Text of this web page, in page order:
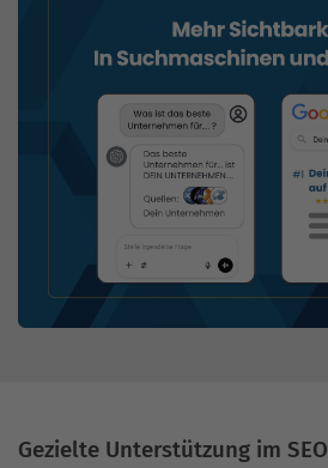
Gezielte Unterstützung im SEO